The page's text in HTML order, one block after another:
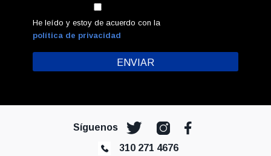
He leído y estoy de acuerdo con la
política de privacidad
Síguenos
310 271 4676